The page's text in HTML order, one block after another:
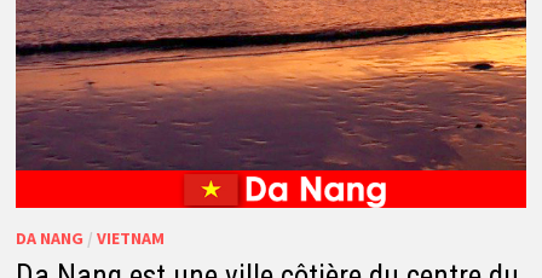
DA NANG / VIETNAM